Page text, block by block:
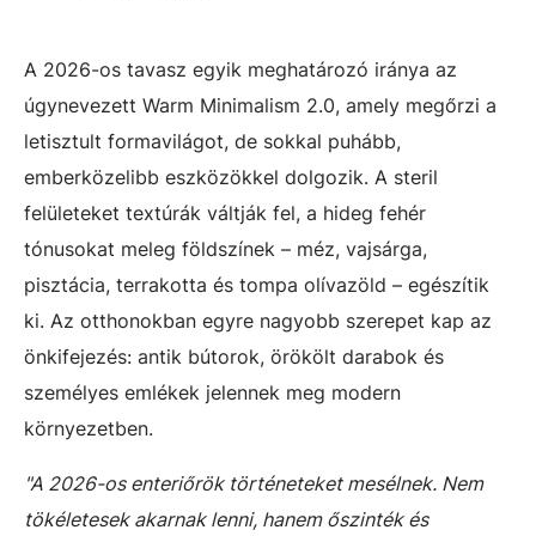
A 2026-os tavasz egyik meghatározó iránya az
úgynevezett Warm Minimalism 2.0, amely megőrzi a
letisztult formavilágot, de sokkal puhább,
emberközelibb eszközökkel dolgozik. A steril
felületeket textúrák váltják fel, a hideg fehér
tónusokat meleg földszínek – méz, vajsárga,
pisztácia, terrakotta és tompa olívazöld – egészítik
ki. Az otthonokban egyre nagyobb szerepet kap az
önkifejezés: antik bútorok, örökölt darabok és
személyes emlékek jelennek meg modern
környezetben.
"A 2026-os enteriőrök történeteket mesélnek. Nem
tökéletesek akarnak lenni, hanem őszinték és